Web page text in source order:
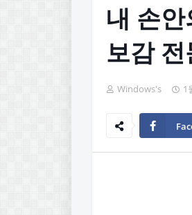
내 손
보감
Windows's 1